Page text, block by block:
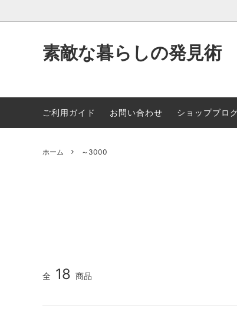
素敵な暮らしの発見
洗うSTYLE (洗顔石鹸）
ー）
～1000
製法のお話
ご利用ガイド お問い合わせ ショップブロ
ホーム ～3000
全 18 商品